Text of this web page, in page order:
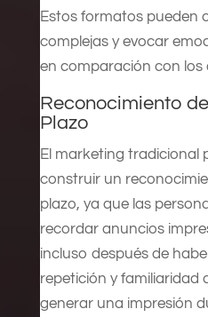
Estos formatos pueden
complejas y evocar
en comparación con los
Reconocimiento
Plazo
El marketing tradicional
construir un
plazo, ya que las
recordar anuncios
incluso después de
repetición y familiaridad
generar una impresión